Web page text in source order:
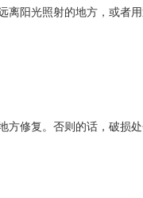
阳光照射的地方，或者用
修复。否则的话，破损处